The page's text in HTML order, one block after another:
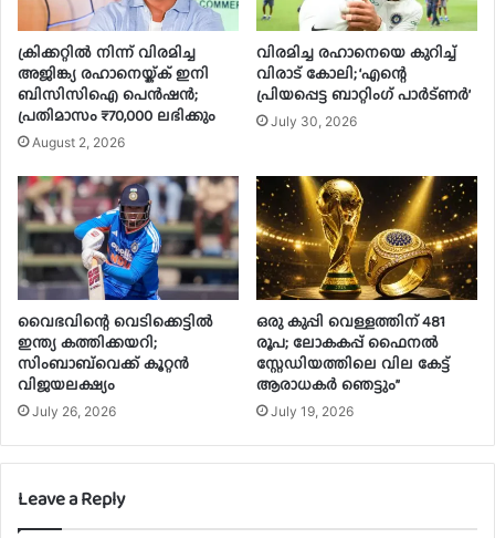
ക്രിക്കറ്റിൽ നിന്ന് വിരമിച്ച
അജിങ്ക്യ രഹാനെയ്ക്ക് ഇനി
ബിസിസിഐ പെൻഷൻ;
പ്രതിമാസം ₹70,000 ലഭിക്കും
August 2, 2026
വിരമിച്ച രഹാനെയെ കുറിച്ച്
വിരാട് കോലി; ‘എന്റെ
പ്രിയപ്പെട്ട ബാറ്റിംഗ് പാർട്ണർ’
July 30, 2026
വൈഭവിന്റെ വെടിക്കെട്ടിൽ
ഇന്ത്യ കത്തിക്കയറി;
സിംബാബ്‌വെക്ക് കൂറ്റൻ
വിജയലക്ഷ്യം
July 26, 2026
ഒരു കുപ്പി വെള്ളത്തിന് 481
രൂപ; ലോകകപ്പ് ഫൈനൽ
സ്റ്റേഡിയത്തിലെ വില കേട്ട്
ആരാധകർ ഞെട്ടും”
July 19, 2026
Leave a Reply